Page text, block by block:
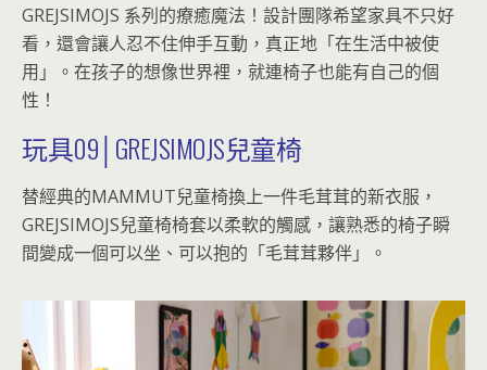
GREJSIMOJS 系列的療癒魔法！設計團隊希望家具不只好
看，還會讓人忍不住伸手互動，真正地「在生活中被使
用」。在孩子的想像世界裡，就連椅子也能有自己的個
性！
玩具09│GREJSIMOJS兒童椅
替經典的MAMMUT兒童椅換上一件毛茸茸的新衣服，
GREJSIMOJS兒童椅椅套以柔軟的觸感，讓熟悉的椅子瞬
間變成一個可以坐、可以抱的「毛茸茸夥伴」。